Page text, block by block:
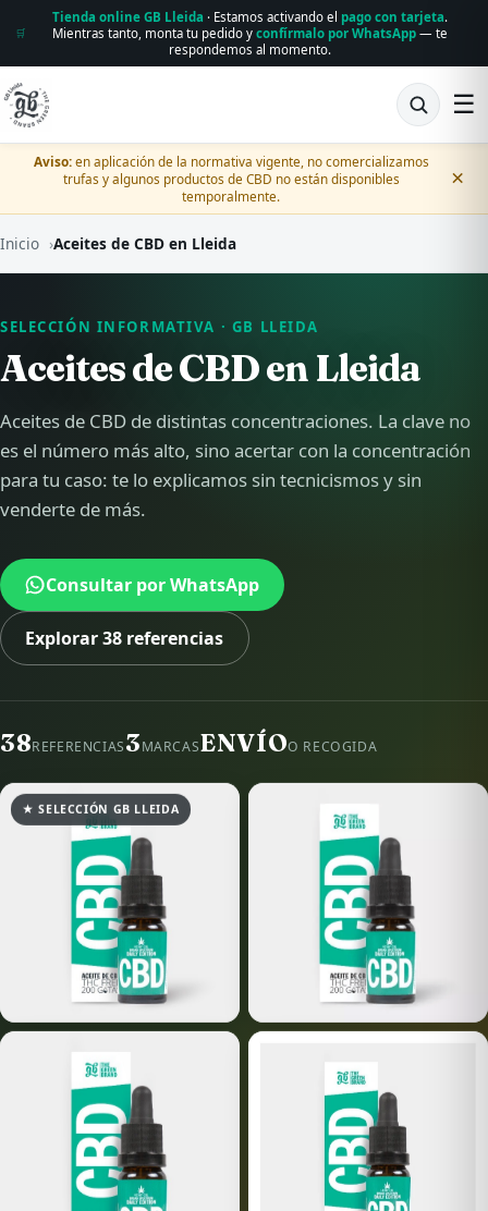
🛒
Tienda online GB Lleida · Estamos activando el pago con tarjeta.
Mientras tanto, monta tu pedido y confírmalo por WhatsApp— te
respondemos al momento.
☰
Aviso:en aplicación de la normativa vigente, no comercializamos
trufas y algunos productos de CBD no están disponibles
temporalmente.
×
Inicio ›Aceites de CBD en Lleida
SELECCIÓN INFORMATIVA · GB LLEIDA
Aceites de CBD en Lleida
Aceites de CBD de distintas concentraciones. La clave no
es el número más alto, sino acertar con la concentración
para tu caso: te lo explicamos sin tecnicismos y sin
venderte de más.
Consultar por WhatsApp
Explorar 38 referencias
38REFERENCIAS3MARCASENVÍOO RECOGIDA
★ SELECCIÓN GB LLEIDA